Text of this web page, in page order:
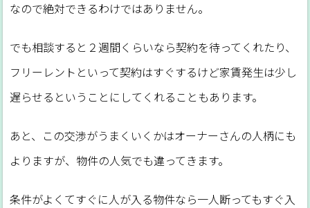
なので絶対できるわけではありません。
でも相談すると２週間くらいなら契約を待ってくれたり、
フリーレントといって契約はすぐするけど家賃発生は少し
遅らせるということにしてくれることもあります。
あと、この交渉がうまくいくかはオーナーさんの人柄にも
よりますが、物件の人気でも違ってきます。
条件がよくてすぐに人が入る物件なら一人断ってもすぐ入